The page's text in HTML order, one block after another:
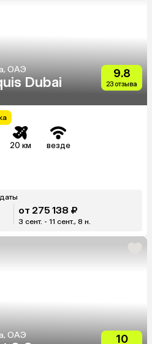
ОАЭ
Dubai
9.8
23 отзыва
20 км везде
от 275 138 ₽
3 сент. - 11 сент., 8 н.
ОАЭ 10